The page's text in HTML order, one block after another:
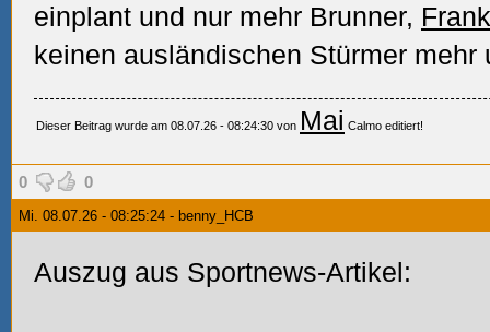
einplant und nur mehr Brunner, Frank
keinen ausländischen Stürmer mehr
Dieser Beitrag wurde am 08.07.26 - 08:24:30 von Mai Calmo editiert!
0 0
Mi. 08.07.26 - 08:25:24 - benny_HCB
Auszug aus Sportnews-Artikel: